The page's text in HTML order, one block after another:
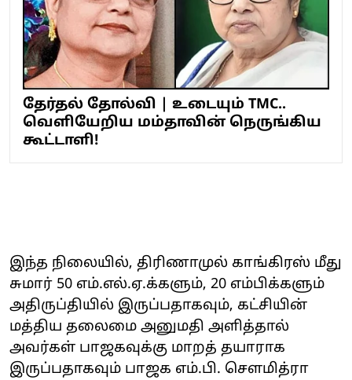
தேர்தல் தோல்வி | உடையும் TMC..
வெளியேறிய மம்தாவின் நெருங்கிய
கூட்டாளி!
இந்த நிலையில், திரிணாமுல் காங்கிரஸ் மீது
சுமார் 50 எம்.எல்.ஏ.க்களும், 20 எம்பிக்களும்
அதிருப்தியில் இருப்பதாகவும், கட்சியின்
மத்திய தலைமை அனுமதி அளித்தால்
அவர்கள் பாஜகவுக்கு மாறத் தயாராக
இருப்பதாகவும் பாஜக எம்.பி. சௌமித்ரா